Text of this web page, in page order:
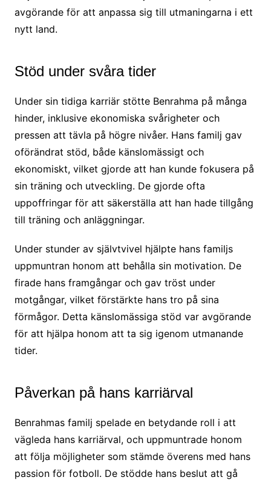
avgörande för att anpassa sig till utmaningarna i ett
nytt land.
Stöd under svåra tider
Under sin tidiga karriär stötte Benrahma på många
hinder, inklusive ekonomiska svårigheter och
pressen att tävla på högre nivåer. Hans familj gav
oförändrat stöd, både känslomässigt och
ekonomiskt, vilket gjorde att han kunde fokusera på
sin träning och utveckling. De gjorde ofta
uppoffringar för att säkerställa att han hade tillgång
till träning och anläggningar.
Under stunder av självtvivel hjälpte hans familjs
uppmuntran honom att behålla sin motivation. De
firade hans framgångar och gav tröst under
motgångar, vilket förstärkte hans tro på sina
förmågor. Detta känslomässiga stöd var avgörande
för att hjälpa honom att ta sig igenom utmanande
tider.
Påverkan på hans karriärval
Benrahmas familj spelade en betydande roll i att
vägleda hans karriärval, och uppmuntrade honom
att följa möjligheter som stämde överens med hans
passion för fotboll. De stödde hans beslut att gå